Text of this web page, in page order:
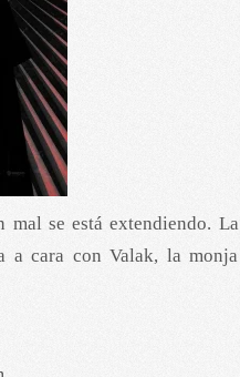
mal se está extendiendo. La
a cara con Valak, la monja